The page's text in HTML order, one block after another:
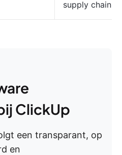
supply chain
ClickUp
een transparant, op
en